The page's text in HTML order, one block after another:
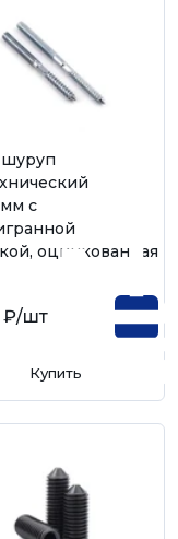
с
оцинкованная
₽/шт
Купить